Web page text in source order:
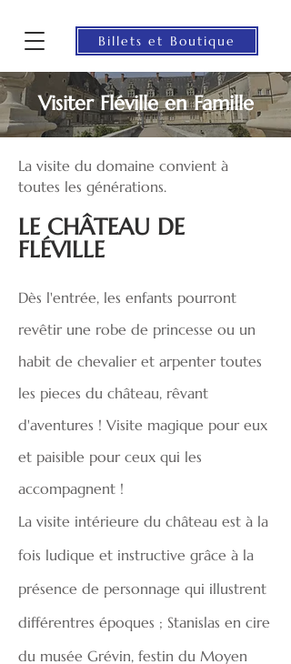
Billets et Boutique
Visiter Fléville en Famille
La visite du domaine convient à
toutes les générations.
LE CHÂTEAU DE
FLÉVILLE
Dès l'entrée, les enfants pourront
revêtir une robe de princesse ou un
habit de chevalier et arpenter toutes
les pieces du château, rêvant
d'aventures ! Visite magique pour eux
et paisible pour ceux qui les
accompagnent !
La visite intérieure du château est à la
fois ludique et instructive grâce à la
présence de personnage qui illustrent
différentres époques ; Stanislas en cire
du musée Grévin, festin du Moyen